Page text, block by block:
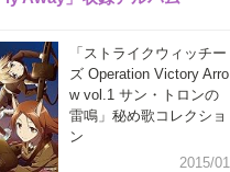
「ストライクウィッチー
ズ Operation Victory Arro
w vol.1 サン・トロンの
雷鳴」秘め歌コレクショ
ン
2015/01